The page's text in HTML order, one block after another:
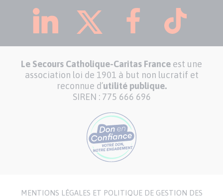
Le Secours Catholique-Caritas France est une
association loi de 1901 à but non lucratif et
reconnue d’utilité publique.
SIREN : 775 666 696
MENTIONS LÉGALES ET POLITIQUE DE GESTION DES